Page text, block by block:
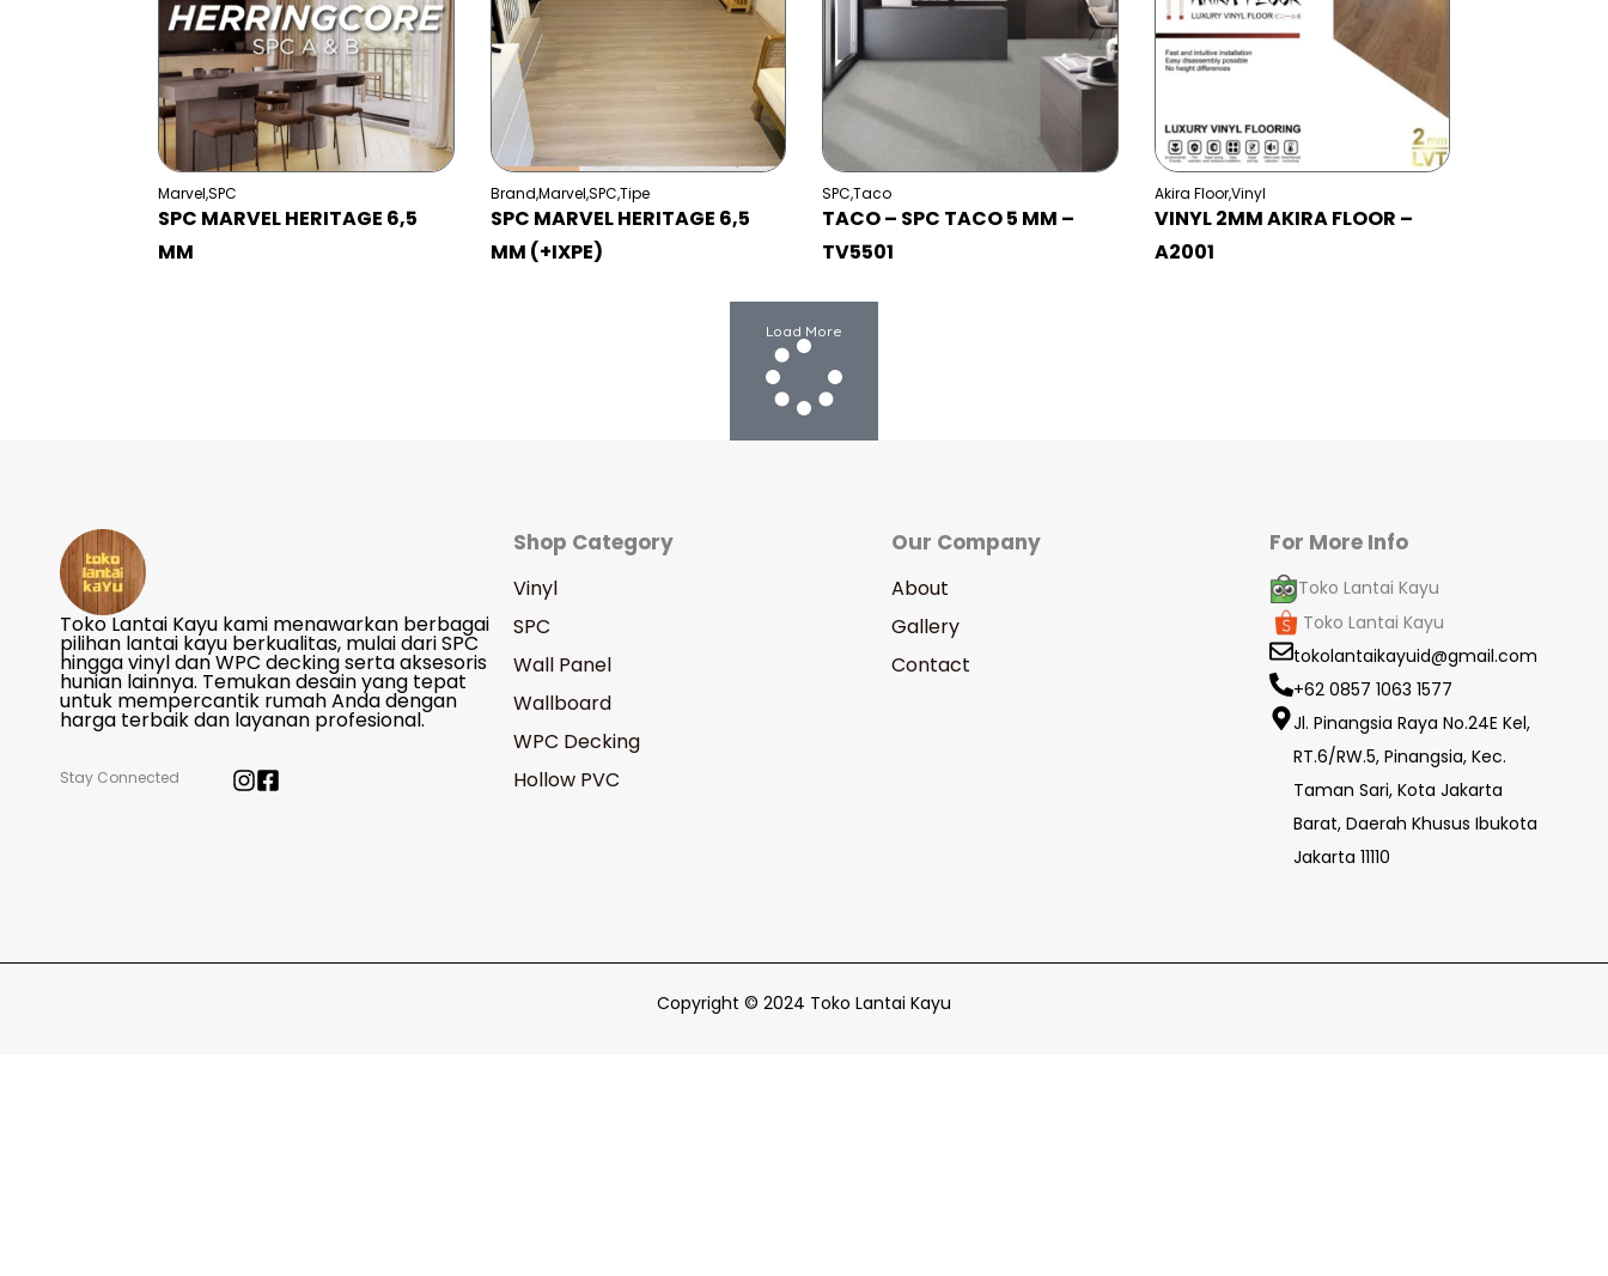
Marvel,SPC
SPC MARVEL HERITAGE 6,5
MM
Brand,Marvel,SPC,Tipe
SPC MARVEL HERITAGE 6,5
MM (+IXPE)
SPC,Taco
TACO – SPC TACO 5 MM –
TV5501
Akira Floor,Vinyl
VINYL 2MM AKIRA FLOOR –
A2001
Load More
Toko Lantai Kayu kami menawarkan berbagai
pilihan lantai kayu berkualitas, mulai dari SPC
hingga vinyl dan WPC decking serta aksesoris
hunian lainnya. Temukan desain yang tepat
untuk mempercantik rumah Anda dengan
harga terbaik dan layanan profesional.
Stay Connected
Shop Category
Vinyl
SPC
Wall Panel
Wallboard
WPC Decking
Hollow PVC
Our Company​
About
Gallery
Contact
For More Info
Toko Lantai Kayu
Toko Lantai Kayu
tokolantaikayuid@gmail.com
+62 0857 1063 1577
Jl. Pinangsia Raya No.24E Kel,
RT.6/RW.5, Pinangsia, Kec.
Taman Sari, Kota Jakarta
Barat, Daerah Khusus Ibukota
Jakarta 11110
Copyright © 2024 Toko Lantai Kayu